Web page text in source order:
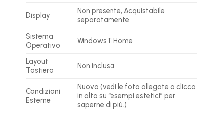
Display
Non presente, Acquistabile
separatamente
Sistema
Operativo
Windows 11 Home
Layout
Tastiera
Non inclusa
Condizioni
Esterne
Nuovo (vedi le foto allegate o clicca
in alto su “esempi estetici” per
saperne di più.)